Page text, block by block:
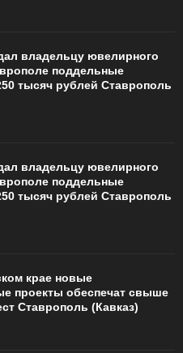
владельцу ювелирного
поддельные
тысяч рублей Ставрополь
владельцу ювелирного
поддельные
тысяч рублей Ставрополь
крае новые
проекты обеспечат свыше
Ставрополь (Кавказ)